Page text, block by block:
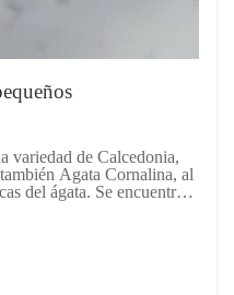
variedad de Calcedonia,
Agata Cornalina, al
del ágata. Se encuentra